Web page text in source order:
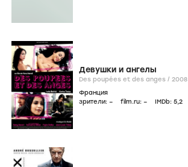
Девушки и ангелы
Des poupées et des anges / 2008
Франция
зрители: – film.ru: – IMDb: 5,2